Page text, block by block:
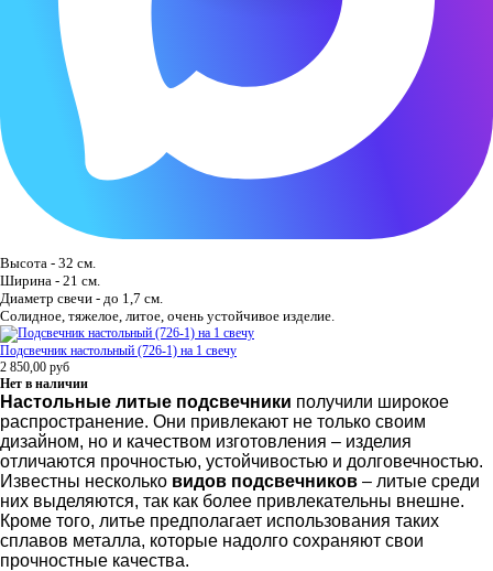
Высота - 32 см.
Ширина - 21 см.
Диаметр свечи - до 1,7 см.
Солидное, тяжелое, литое, очень устойчивое изделие.
Подсвечник настольный (726-1) на 1 свечу
2 850,00 руб
Нет в наличии
Настольные литые подсвечники получили широкое
распространение. Они привлекают не только своим
дизайном, но и качеством изготовления – изделия
отличаются прочностью, устойчивостью и долговечностью.
Известны несколько видов подсвечников – литые среди
них выделяются, так как более привлекательны внешне.
Кроме того, литье предполагает использования таких
сплавов металла, которые надолго сохраняют свои
прочностные качества.